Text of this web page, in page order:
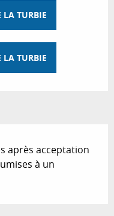
LA TURBIE
LA TURBIE
après acceptation
à un